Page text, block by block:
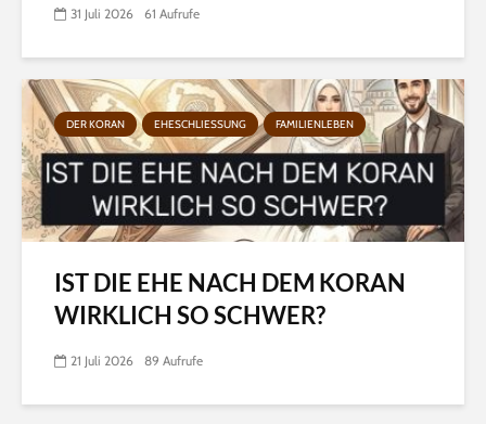
31 Juli 2026 61 Aufrufe
DER KORAN EHESCHLIESSUNG FAMILIENLEBEN
IST DIE EHE NACH DEM KORAN
WIRKLICH SO SCHWER?
21 Juli 2026 89 Aufrufe